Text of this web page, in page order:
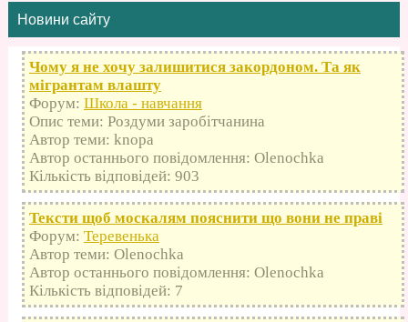
Новини сайту
Чому я не хочу залишитися закордоном. Та як
мігрантам влашту
Форум: Школа - навчання
Опис теми: Роздуми заробітчанина
Автор теми: knopa
Автор останнього повідомлення: Olenochka
Кількість відповідей: 903
Тексти щоб москалям пояснити що вони не праві
Форум: Теревенька
Автор теми: Olenochka
Автор останнього повідомлення: Olenochka
Кількість відповідей: 7